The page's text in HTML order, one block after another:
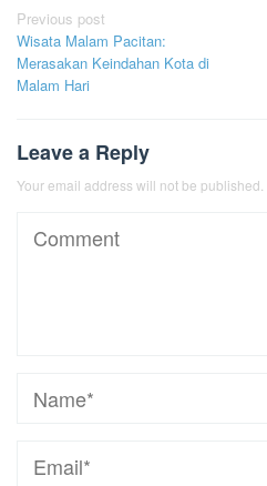
Post
navigation
Previous post
Wisata Malam Pacitan:
Merasakan Keindahan Kota di
Malam Hari
Leave a Reply
Your email address will not be published.